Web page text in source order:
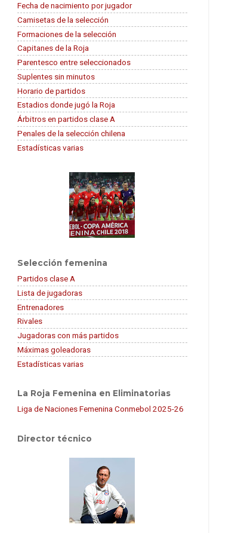
Fecha de nacimiento por jugador
Camisetas de la selección
Formaciones de la selección
Capitanes de la Roja
Parentesco entre seleccionados
Suplentes sin minutos
Horario de partidos
Estadios donde jugó la Roja
Árbitros en partidos clase A
Penales de la selección chilena
Estadísticas varias
Selección femenina
Partidos clase A
Lista de jugadoras
Entrenadores
Rivales
Jugadoras con más partidos
Máximas goleadoras
Estadísticas varias
La Roja Femenina en Eliminatorias
Liga de Naciones Femenina Conmebol 2025-26
Director técnico